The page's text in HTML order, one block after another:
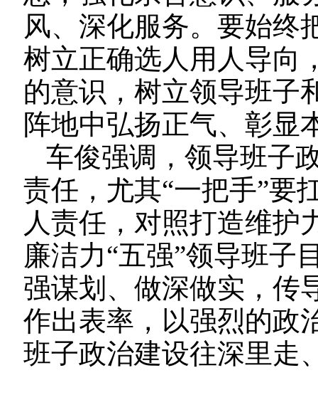
风、深化服务。要始终
树立正确选人用人导向
的意识，树立领导班子
阵地中弘扬正气、彰显
车俊强调，领导班子
责任，尤其“一把手”要
人责任，对照打造维护
廉洁力“五强”领导班子
强谋划、做深做实，传
作出表率，以强烈的政
班子政治建设往深里走